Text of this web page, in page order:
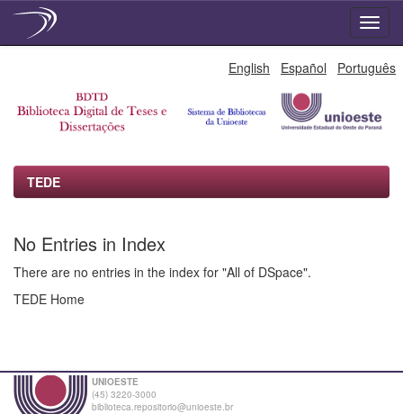
English Español Português
TEDE
No Entries in Index
There are no entries in the index for "All of DSpace".
TEDE Home
UNIOESTE
(45) 3220-3000
biblioteca.repositorio@unioeste.br